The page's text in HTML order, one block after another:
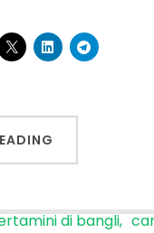
di bangli